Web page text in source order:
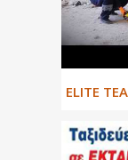
ΕLITE